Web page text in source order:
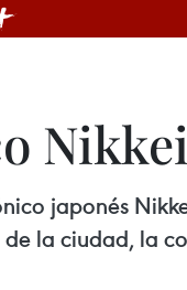
japonés
la ciudad, la